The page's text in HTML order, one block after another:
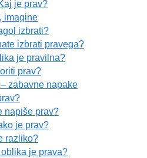
je prav?
imagine
izbrati?
izbrati pravega?
je pravilna?
prav?
zabavne napake
napiše prav?
je prav?
razliko?
je prava?